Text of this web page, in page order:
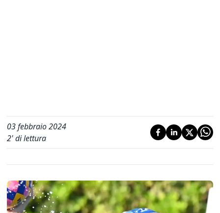
03 febbraio 2024
2' di lettura